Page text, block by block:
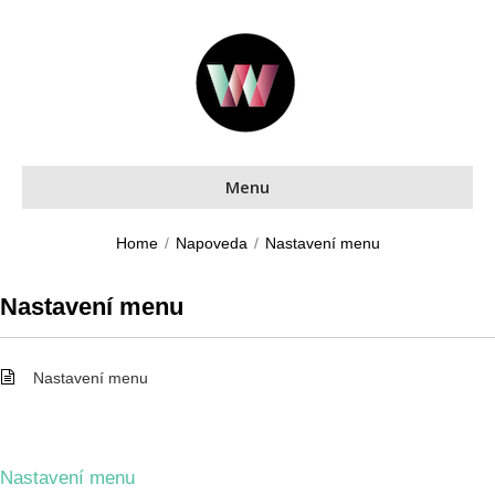
Menu
Home / Napoveda / Nastavení menu
Nastavení menu
Nastavení menu
Nastavení menu